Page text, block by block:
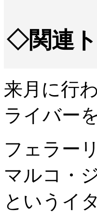
◇関連
来月に行
ライバー
フェラー
マルコ・
というイ